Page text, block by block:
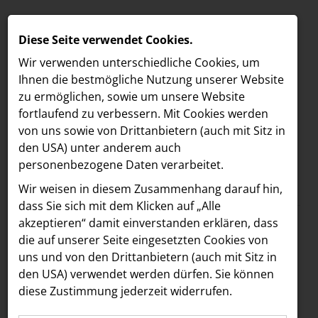
MELDUNGEN
LOEBELL NORDBERG
INNER
aehre
Astoria Artshow
B/S/H Hausgeräte
Meldungen /
Text Bilder
04.02.2025
Women
Empowerment im
Diese Seite verwendet Cookies.
Wir verwenden unterschiedliche Cookies, um
Ihnen die best­mögliche Nutzung unserer Website
zu ermöglichen, sowie um unsere Website
fortlaufend zu verbessern. Mit Cookies werden
von uns sowie von Drittanbietern (auch mit Sitz in
den USA) unter anderem auch
personenbezogene Daten verarbeitet.
Wir weisen in diesem Zusammenhang darauf hin,
dass Sie sich mit dem Klicken auf „Alle
akzeptieren“ damit ein­ver­standen erklären, dass
die auf unserer Seite eingesetzten Cookies von
uns und von den Drittanbietern (auch mit Sitz in
den USA) verwendet werden dürfen. Sie können
diese Zustimmung jederzeit widerrufen.